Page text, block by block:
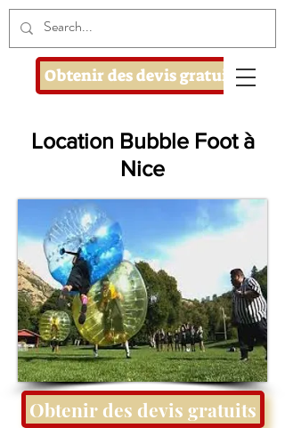
Obtenir des devis gratuits
Location Bubble Foot à
Nice
Obtenir des devis gratuits